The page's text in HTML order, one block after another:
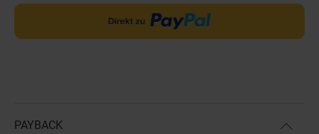
PAYBACK